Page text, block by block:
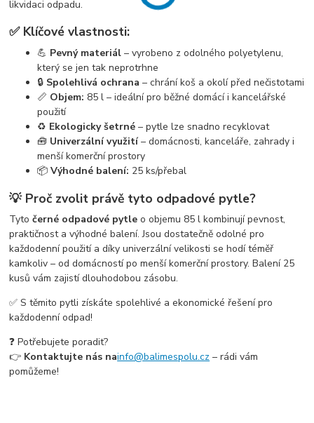
likvidaci odpadu.
✅ Klíčové vlastnosti:
💪 Pevný materiál – vyrobeno z odolného polyetylenu,
který se jen tak neprotrhne
🔒 Spolehlivá ochrana – chrání koš a okolí před nečistotami
📏 Objem: 85 l – ideální pro běžné domácí i kancelářské
použití
♻️ Ekologicky šetrné – pytle lze snadno recyklovat
🧰 Univerzální využití– domácnosti, kanceláře, zahrady i
menší komerční prostory
📦Výhodné balení: 25 ks/přebal
💡 Proč zvolit právě tyto odpadové pytle?
Tytočerné odpadové pytle o objemu 85 l kombinují pevnost,
praktičnost a výhodné balení. Jsou dostatečně odolné pro
každodenní použití a díky univerzální velikosti se hodí téměř
kamkoliv – od domácností po menší komerční prostory. Balení 25
kusů vám zajistí dlouhodobou zásobu.
✅ S těmito pytli získáte spolehlivé a ekonomické řešení pro
každodenní odpad!
❓ Potřebujete poradit?
👉 Kontaktujte nás nainfo@balimespolu.cz – rádi vám
pomůžeme!